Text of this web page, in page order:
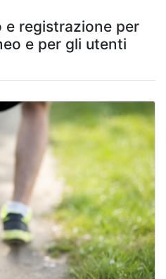
e registrazione per
e per gli utenti